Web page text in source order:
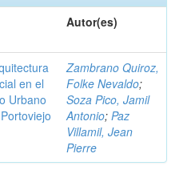
Autor(es)
en el
Urbano
Zambrano Quiroz,
Folke Nevaldo;
Soza Pico, Jamil
Antonio; Paz
Villamil, Jean
Pierre